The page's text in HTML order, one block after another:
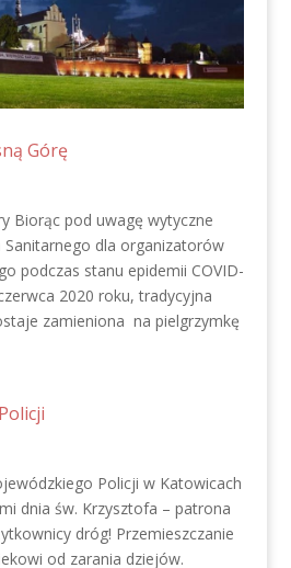
Górę
Biorąc pod uwagę wytyczne
Sanitarnego dla organizatorów
podczas stanu epidemii COVID-
2020 roku, tradycyjna
zamieniona na pielgrzymkę
Policji w Katowicach
dnia św. Krzysztofa – patrona
dróg! Przemieszczanie
od zarania dziejów.